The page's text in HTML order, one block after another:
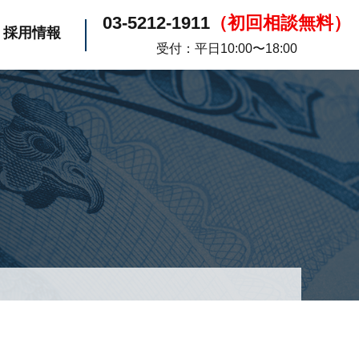
採用情報 03-5212-1911 （初回相談無料）
受付：平日10:00〜18:00